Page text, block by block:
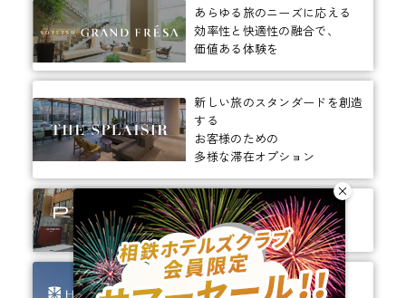
あらゆる旅のニーズに応える
効率性と快適性の融合で、
価値ある体験を
新しい旅のスタンダードを創造
する
お客様のための
多様な滞在オプション
ありそうでなかった、
ちょっと新しいカタチ。
ビジネスからレジャーまで、